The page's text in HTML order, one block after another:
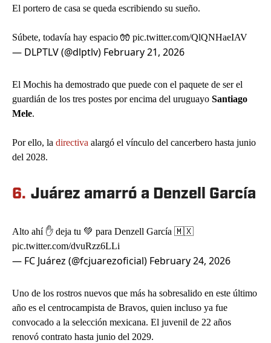
El portero de casa se queda escribiendo su sueño.
Súbete, todavía hay espacio 🧤 pic.twitter.com/QlQNHaeIAV
— DLPTLV (@dlptlv) February 21, 2026
El Mochis ha demostrado que puede con el paquete de ser el
guardián de los tres postes por encima del uruguayo Santiago
Mele.
Por ello, la directiva alargó el vínculo del cancerbero hasta junio
del 2028.
6. Juárez amarró a Denzell García
Alto ahí ✋ deja tu 💚 para Denzell García 🇲🇽
pic.twitter.com/dvuRzz6LLi
— FC Juárez (@fcjuarezoficial) February 24, 2026
Uno de los rostros nuevos que más ha sobresalido en este último
año es el centrocampista de Bravos, quien incluso ya fue
convocado a la selección mexicana. El juvenil de 22 años
renovó contrato hasta junio del 2029.